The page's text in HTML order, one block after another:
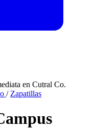
en Cutral Co.
/ Zapatillas